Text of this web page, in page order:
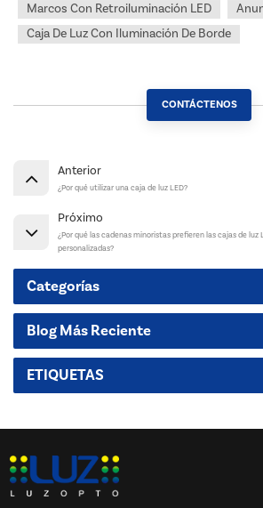
Marcos Con Retroiluminación LED
Caja De Luz Con Iluminación De Borde
CONTÁCTENOS
Anterior
¿Por qué utilizar una caja de luz LED?
Próximo
¿Por qué las cadenas minoristas prefieren las cajas de luz
personalizadas?
Categorías
Blog Más Reciente
ETIQUETAS